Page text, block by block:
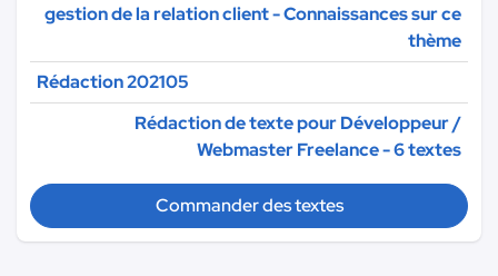
gestion de la relation client - Connaissances sur ce
thème
Rédaction 202105
Rédaction de texte pour Développeur /
Webmaster Freelance - 6 textes
Commander des textes